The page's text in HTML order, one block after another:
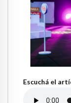
Escuchá el